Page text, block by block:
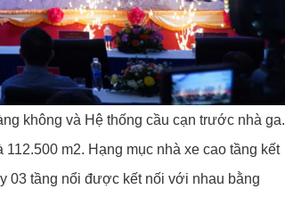
không và Hệ thống cầu cạn trước nhà ga.
m2. Hạng mục nhà xe cao tầng kết
03 tầng nổi được kết nối với nhau bằng